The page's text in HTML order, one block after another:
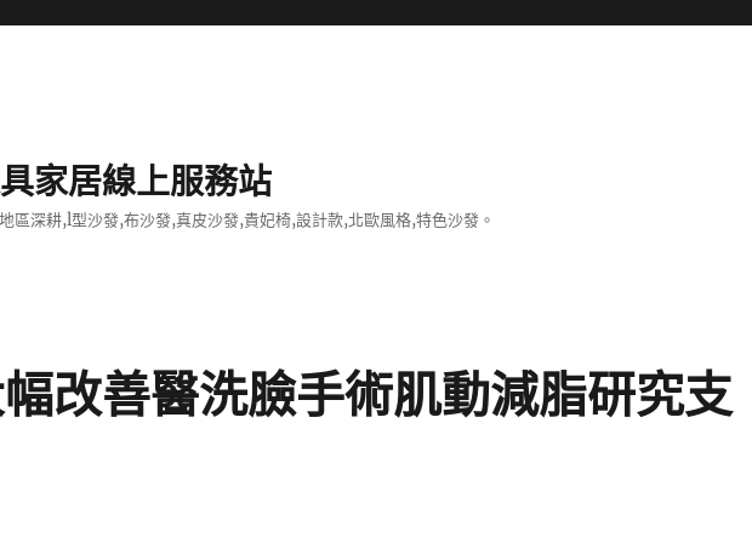
家居線上服務站
區深耕,l型沙發,布沙發,真皮沙發,貴妃椅,設計款,北歐風格,特色沙發。
改善醫洗臉手術肌動減脂研究支